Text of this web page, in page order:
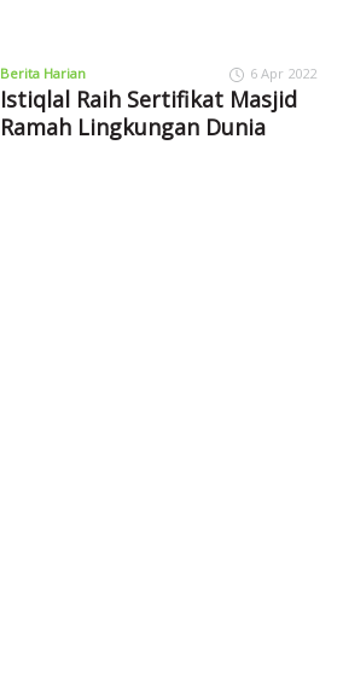
Berita Harian 6 Apr 2022
Istiqlal Raih Sertifikat Masjid
Ramah Lingkungan Dunia